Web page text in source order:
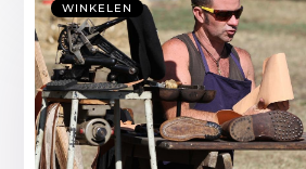
WINKELEN